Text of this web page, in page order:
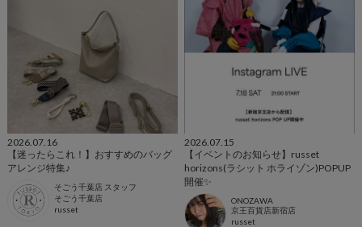
2026.07.16
【迷ったらこれ！】おすすめのバッグ
アレンジ特集♪
そごう千葉店 スタッフ
そごう千葉店
russet
2026.07.15
【イベントのお知らせ】russet
horizons(ラシット ホライゾン)POPUP
開催✨️
ONOZAWA
京王百貨店新宿店
russet